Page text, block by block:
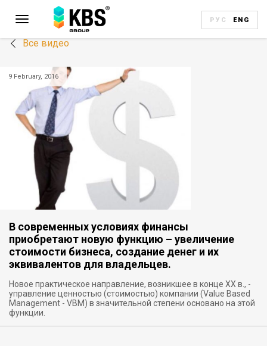
РУС ENG
Все видео
9 February, 2016
В современных условиях финансы
приобретают новую функцию – увеличение
стоимости бизнеса, создание денег и их
эквивалентов для владельцев.
Новое практическое направление, возникшее в конце ХХ в., -
управление ценностью (стоимостью) компании (Value Based
Management - VBM) в значительной степени основано на этой
функции.